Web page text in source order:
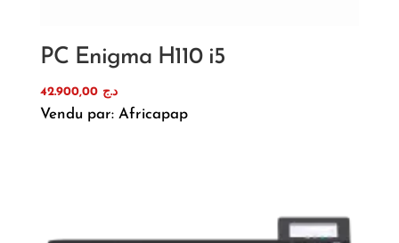
PC Enigma H110 i5
د.ج 42.900,00
Vendu par: Africapap